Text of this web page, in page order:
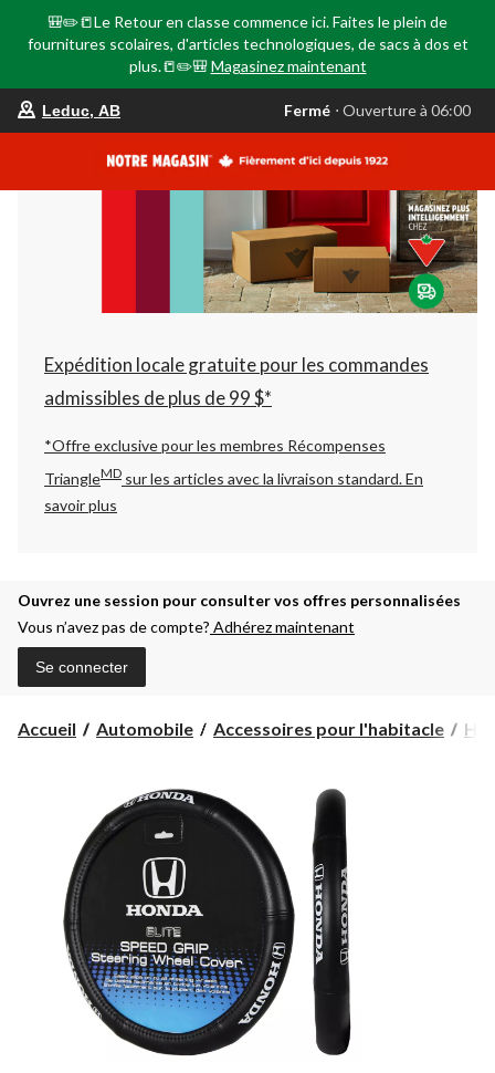
🎒✏️📒Le Retour en classe commence ici. Faites le plein de
fournitures scolaires, d'articles technologiques, de sacs à dos et
plus.📒✏️🎒 Magasinez maintenant
votre
est
AB,
Fermé,
Ouverture
à
06:00
changer
Leduc, AB Fermé ⋅ Ouverture à 06:00
Expédition locale gratuite pour les commandes
admissibles de plus de 99 $*
*Offre exclusive pour les membres Récompenses
TriangleMD sur les articles avec la livraison standard.En
savoir plus
Ouvrez une session pour consulter vos offres personnalisées
Vous n’avez pas de compte? Adhérez maintenant
Se connecter
Accueil Automobile Accessoires pour l'habitacle